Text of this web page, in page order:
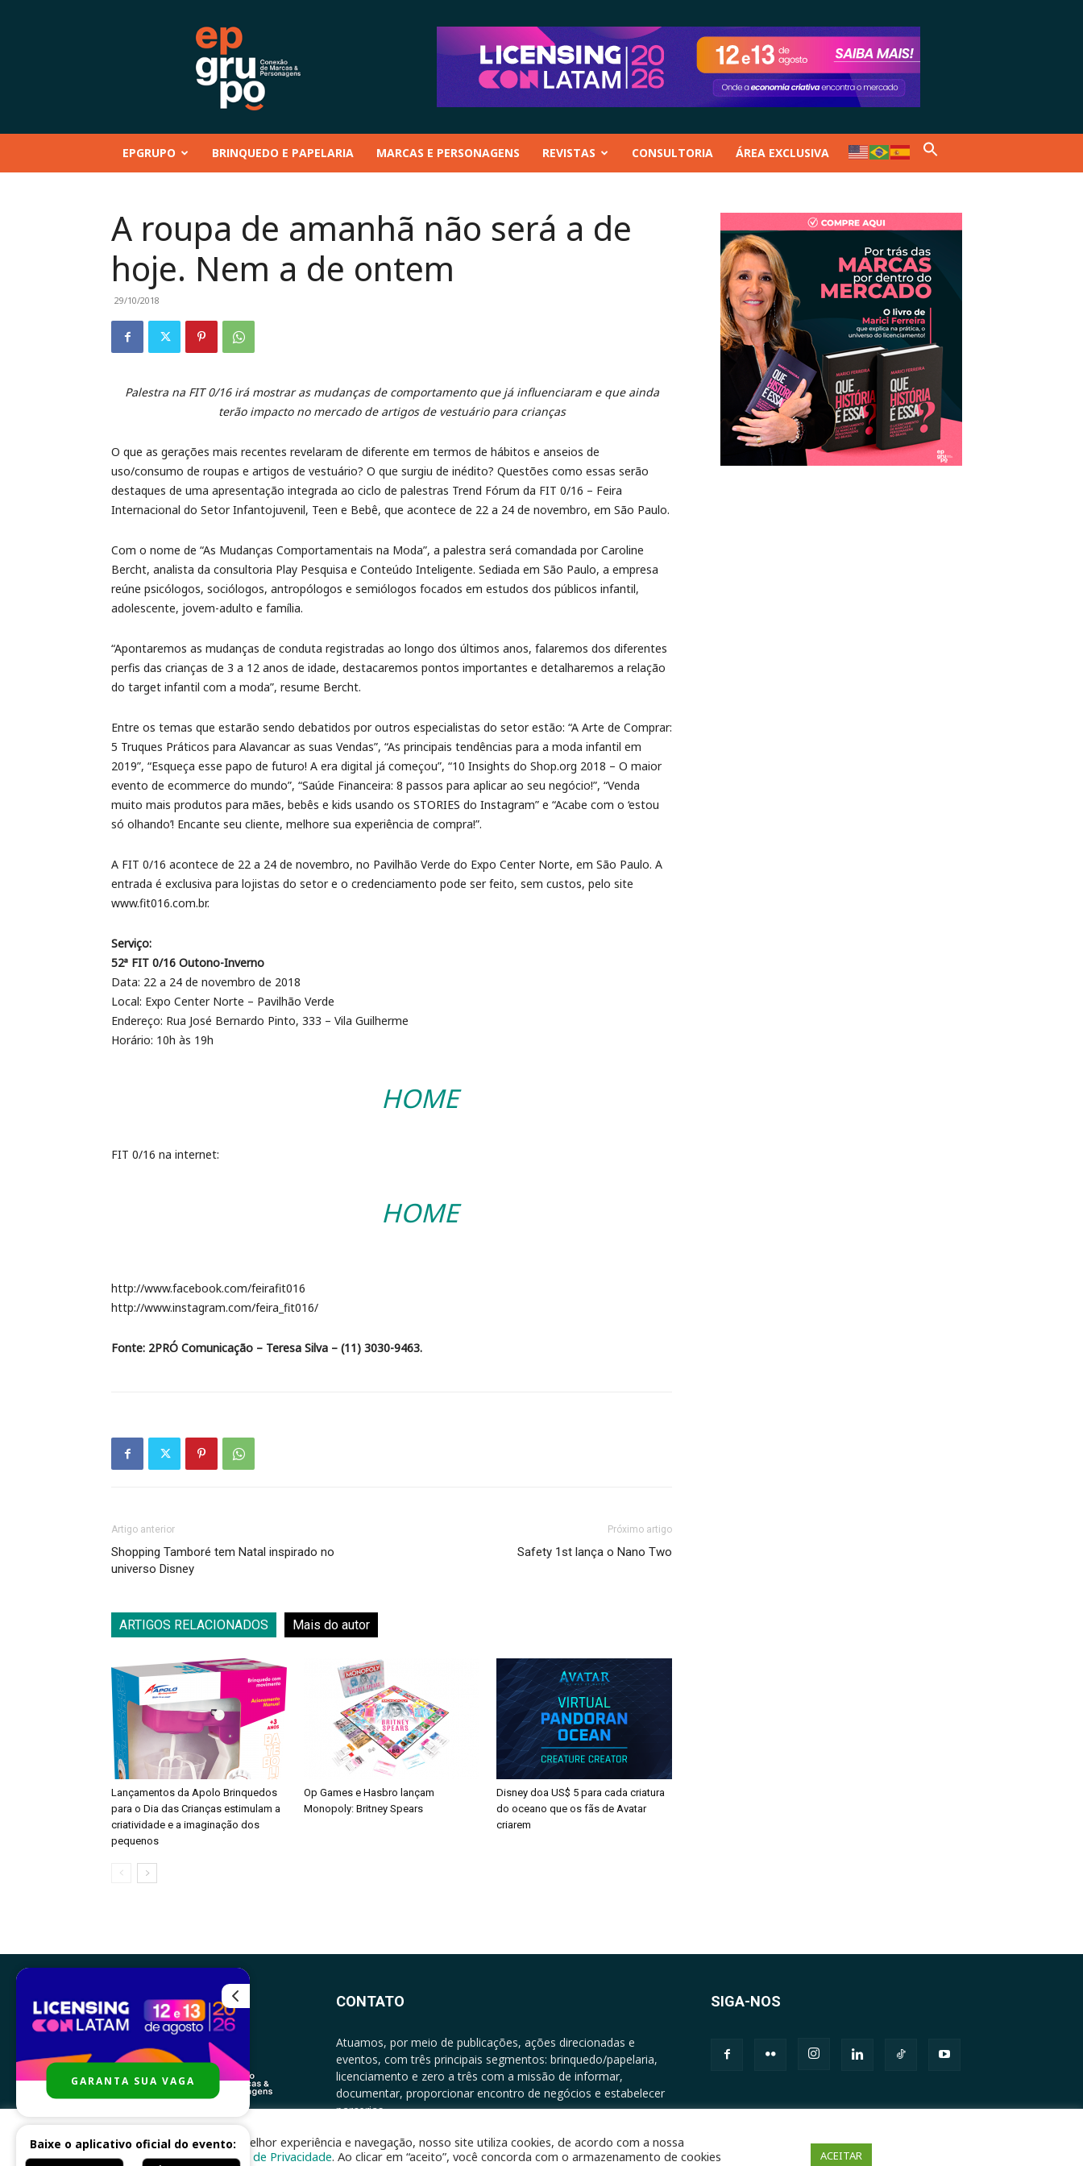
Conteúdo
Eventos
–
Personagens
–
Brinquedo
Papelaria
EPGRUPO BRINQUEDO E PAPELARIA MARCAS E PERSONAGENS REVISTAS CONSULTORIA ÁREA EXCLUSIVA
A roupa de amanhã não será a de
hoje. Nem a de ontem
29/10/2018
Palestra na FIT 0/16 irá mostrar as mudanças de comportamento que já influenciaram e que ainda
terão impacto no mercado de artigos de vestuário para crianças
O que as gerações mais recentes revelaram de diferente em termos de hábitos e anseios de
uso/consumo de roupas e artigos de vestuário? O que surgiu de inédito? Questões como essas serão
destaques de uma apresentação integrada ao ciclo de palestras Trend Fórum da FIT 0/16 – Feira
Internacional do Setor Infantojuvenil, Teen e Bebê, que acontece de 22 a 24 de novembro, em São Paulo.
Com o nome de “As Mudanças Comportamentais na Moda”, a palestra será comandada por Caroline
Bercht, analista da consultoria Play Pesquisa e Conteúdo Inteligente. Sediada em São Paulo, a empresa
reúne psicólogos, sociólogos, antropólogos e semiólogos focados em estudos dos públicos infantil,
adolescente, jovem-adulto e família.
“Apontaremos as mudanças de conduta registradas ao longo dos últimos anos, falaremos dos diferentes
perfis das crianças de 3 a 12 anos de idade, destacaremos pontos importantes e detalharemos a relação
do target infantil com a moda”, resume Bercht.
Entre os temas que estarão sendo debatidos por outros especialistas do setor estão: “A Arte de Comprar:
5 Truques Práticos para Alavancar as suas Vendas”, “As principais tendências para a moda infantil em
2019”, “Esqueça esse papo de futuro! A era digital já começou”, “10 Insights do Shop.org 2018 – O maior
evento de ecommerce do mundo”, “Saúde Financeira: 8 passos para aplicar ao seu negócio!”, “Venda
muito mais produtos para mães, bebês e kids usando os STORIES do Instagram” e “Acabe com o ‘estou
só olhando’! Encante seu cliente, melhore sua experiência de compra!”.
A FIT 0/16 acontece de 22 a 24 de novembro, no Pavilhão Verde do Expo Center Norte, em São Paulo. A
entrada é exclusiva para lojistas do setor e o credenciamento pode ser feito, sem custos, pelo site
www.fit016.com.br.
Serviço:
52ª FIT 0/16 Outono-Inverno
Data: 22 a 24 de novembro de 2018
Local: Expo Center Norte – Pavilhão Verde
Endereço: Rua José Bernardo Pinto, 333 – Vila Guilherme
Horário: 10h às 19h
HOME
FIT 0/16 na internet:
HOME
http://www.facebook.com/feirafit016
http://www.instagram.com/feira_fit016/
Fonte: 2PRÓ Comunicação – Teresa Silva – (11) 3030-9463.
Artigo anterior
Shopping Tamboré tem Natal inspirado no
universo Disney
Próximo artigo
Safety 1st lança o Nano Two
ARTIGOS RELACIONADOS Mais do autor
Lançamentos da Apolo Brinquedos
para o Dia das Crianças estimulam a
criatividade e a imaginação dos
pequenos
Op Games e Hasbro lançam
Monopoly: Britney Spears
Disney doa US$ 5 para cada criatura
do oceano que os fãs de Avatar
criarem
CONTATO
Atuamos, por meio de publicações, ações direcionadas e
eventos, com três principais segmentos: brinquedo/papelaria,
licenciamento e zero a três com a missão de informar,
documentar, proporcionar encontro de negócios e estabelecer
parcerias.
SIGA-NOS
Para melhor experiência e navegação, nosso site utiliza cookies, de acordo com a nossa
Política de Privacidade. Ao clicar em “aceito”, você concorda com o armazenamento de cookies
ACEITAR
GARANTA SUA VAGA
Baixe o aplicativo oficial do evento: